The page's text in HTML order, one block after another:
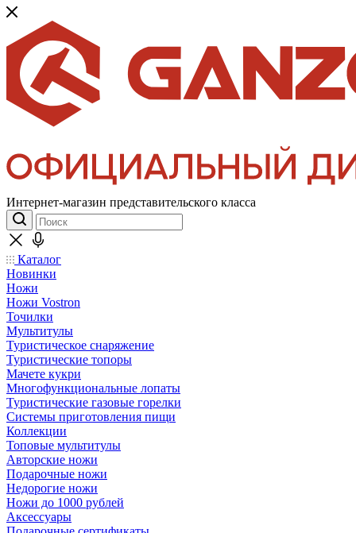
Интернет-магазин представительского класса
Каталог
Новинки
Ножи
Ножи Vostron
Точилки
Мультитулы
Туристическое снаряжение
Туристические топоры
Мачете кукри
Многофункциональные лопаты
Туристические газовые горелки
Системы приготовления пищи
Коллекции
Топовые мультитулы
Авторские ножи
Подарочные ножи
Недорогие ножи
Ножи до 1000 рублей
Аксессуары